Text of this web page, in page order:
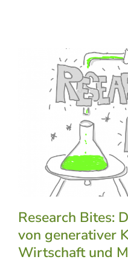
Research Bites:
von generativer
Wirtschaft und